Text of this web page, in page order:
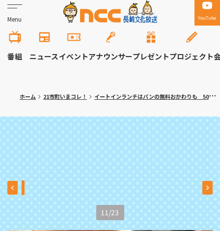
Menu YouTube
番組 ニュースイベントアナウンサープレゼントプロジェクト
ホーム 21市町いまコレ！ イートインランチはパンの無料おかわりも 50種類のパンが並ぶ人気ベーカリー 長崎市「カフェ ルヴォン」
11/23